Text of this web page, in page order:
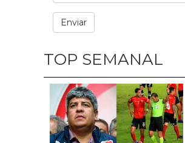
TOP SEMANAL